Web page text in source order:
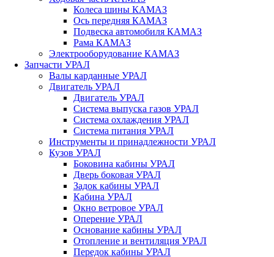
Колеса шины КАМАЗ
Ось передняя КАМАЗ
Подвеска автомобиля КАМАЗ
Рама КАМАЗ
Электрооборудование КАМАЗ
Запчасти УРАЛ
Валы карданные УРАЛ
Двигатель УРАЛ
Двигатель УРАЛ
Система выпуска газов УРАЛ
Система охлаждения УРАЛ
Система питания УРАЛ
Инструменты и принадлежности УРАЛ
Кузов УРАЛ
Боковина кабины УРАЛ
Дверь боковая УРАЛ
Задок кабины УРАЛ
Кабина УРАЛ
Окно ветровое УРАЛ
Оперение УРАЛ
Основание кабины УРАЛ
Отопление и вентиляция УРАЛ
Передок кабины УРАЛ